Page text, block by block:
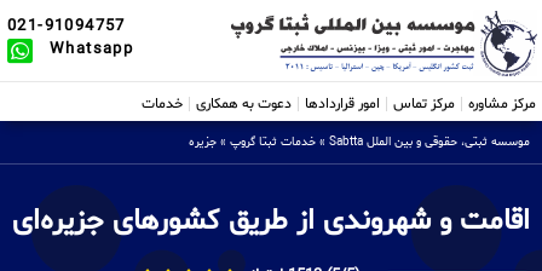
021-91094757
Whatsapp
مرکز مشاوره مرکز تماس امور قراردادها دعوت به همکاری خدمات
موسسه ثبتی، حقوقی و بین الملل Sabtta » خدمات ثبتا گروپ » جزیره
اقامت و شهروندی از طریق کشورهای جزیره‌ای